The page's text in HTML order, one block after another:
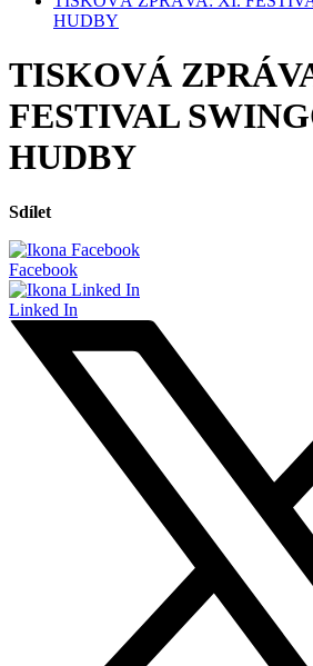
HUDBY
TISKOVÁ
FESTIVAL
HUDBY
Sdílet
Facebook
Linked In